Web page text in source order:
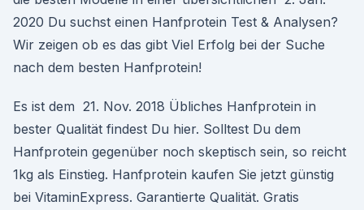
2020 Du suchst einen Hanfprotein Test & Analysen?
Wir zeigen ob es das gibt Viel Erfolg bei der Suche
nach dem besten Hanfprotein!
Es ist dem 21. Nov. 2018 Übliches Hanfprotein in
bester Qualität findest Du hier. Solltest Du dem
Hanfprotein gegenüber noch skeptisch sein, so reicht
1kg als Einstieg. Hanfprotein kaufen Sie jetzt günstig
bei VitaminExpress. Garantierte Qualität. Gratis